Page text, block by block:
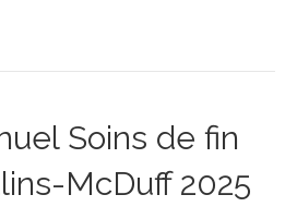
Soins de fin
McDuff 2025